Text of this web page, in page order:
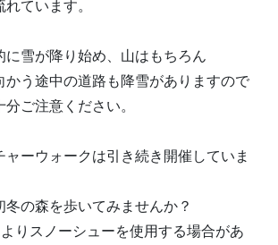
ています。
に雪が降り始め、山はもちろん
かう途中の道路も降雪がありますので
ご注意ください。
ャーウォークは引き続き開催していま
の森を歩いてみませんか？
よりスノーシューを使用する場合があ